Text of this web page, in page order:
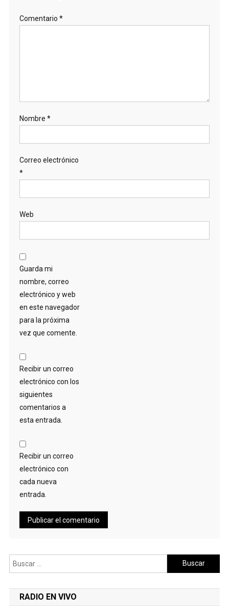
Comentario *
Nombre *
Correo electrónico
*
Web
Guarda mi
nombre, correo
electrónico y web
en este navegador
para la próxima
vez que comente.
Recibir un correo
electrónico con los
siguientes
comentarios a
esta entrada.
Recibir un correo
electrónico con
cada nueva
entrada.
Buscar:
RADIO EN VIVO